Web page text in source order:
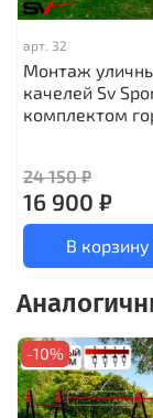
арт. 32
Монтаж
качелей Sv
комплектом
24 150 ₽
16 900 ₽
В корзину
-10%